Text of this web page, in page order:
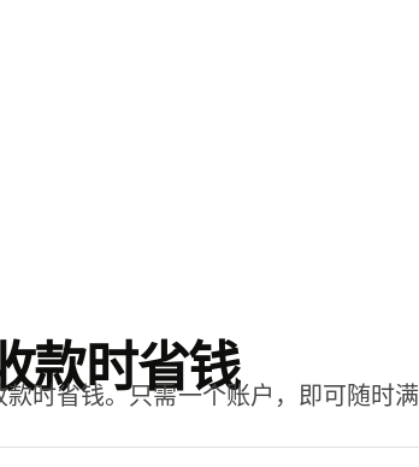
款时省钱
时省钱。只需一个账户，即可随时满